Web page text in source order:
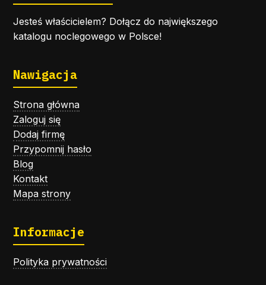
Jesteś właścicielem? Dołącz do największego
katalogu noclegowego w Polsce!
Nawigacja
Strona główna
Zaloguj się
Dodaj firmę
Przypomnij hasło
Blog
Kontakt
Mapa strony
Informacje
Polityka prywatności